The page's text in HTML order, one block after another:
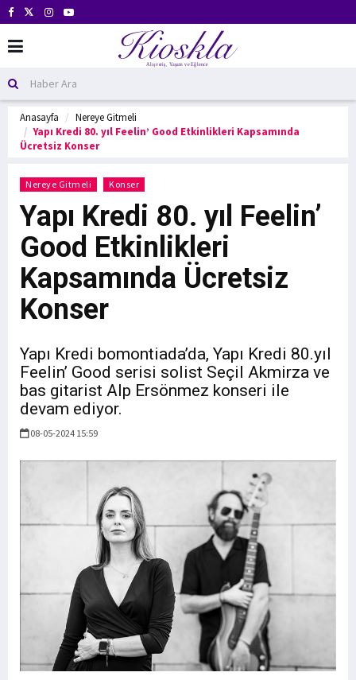
Anasayfa
Nereye Gitmeli
Yapı Kredi 80. yıl Feelin’ Good Etkinlikleri Kapsamında
Ücretsiz Konser
Nereye Gitmeli Konser
Yapı Kredi 80. yıl Feelin’
Good Etkinlikleri
Kapsamında Ücretsiz
Konser
Yapı Kredi bomontiada’da, Yapı Kredi 80.yıl
Feelin’ Good serisi solist Seçil Akmirza ve
bas gitarist Alp Ersönmez konseri ile
devam ediyor.
08-05-2024 15:59